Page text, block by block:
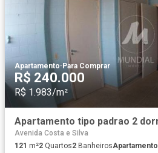
Apartamento·Para Comprar
R$ 240.000
R$ 1.983/m²
Avenida Costa e Silva
121 m²2 Quartos2 BanheirosApartamento